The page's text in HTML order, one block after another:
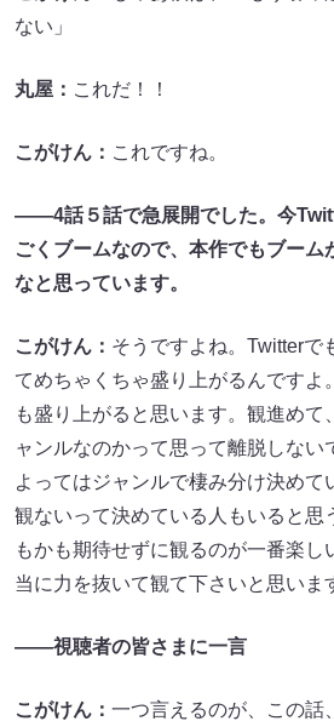
ない」
丸屋： これだ！！
こがけん： これですね。
――4話５話で急展開でした。今
ごくブームなので、本作でもブーム
なと思っています。
こがけん： そうですよね。Twitterで
てめちゃくちゃ盛り上がるんですよ
も盛り上がると思います。観進めて
ャンルなのかって思って離脱しな
よってはジャンルで棲み分け決めて
観ないって決めている人もいると思
もかも期待せずに観るのが一番楽し
当に力を抜いて観て下さいと思いま
――視聴者の皆さまに一言
こがけん： 一つ言えるのが、この話